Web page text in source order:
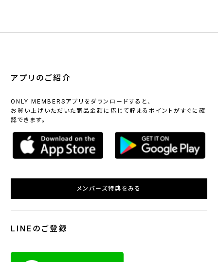
アプリのご紹介
ONLY MEMBERSアプリをダウンロードすると、
お買い上げいただいた商品金額に応じて貯まるポイントがすぐに確
認できます。
メンバーズ特典をみる
LINEのご登録